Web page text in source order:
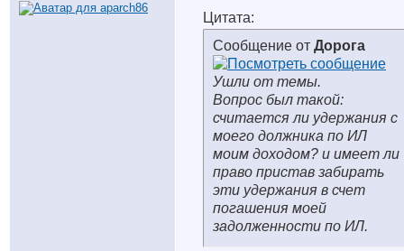
Цитата:
Сообщение от Дорога
Ушли от темы.
Вопрос был такой:
считается ли удержания с
моего должника по ИЛ
моим доходом? и имеет ли
право пристав забирать
эти удержания в счет
погашения моей
задолженности по ИЛ.